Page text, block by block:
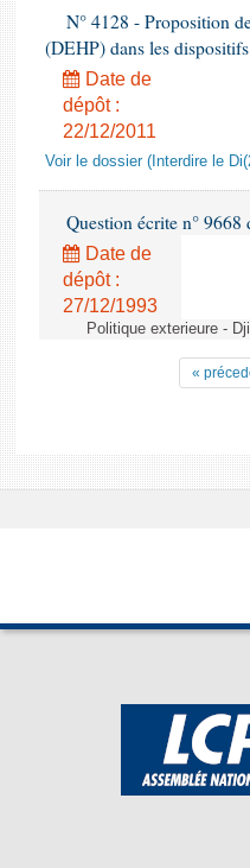
N° 4128 - Proposition
(DEHP) dans les
Date de
dépôt :
22/12/2011
Voir le dossier (Interdire le
Question écrite n°
Date de
dépôt :
27/12/1993
Politique exterieure -
«